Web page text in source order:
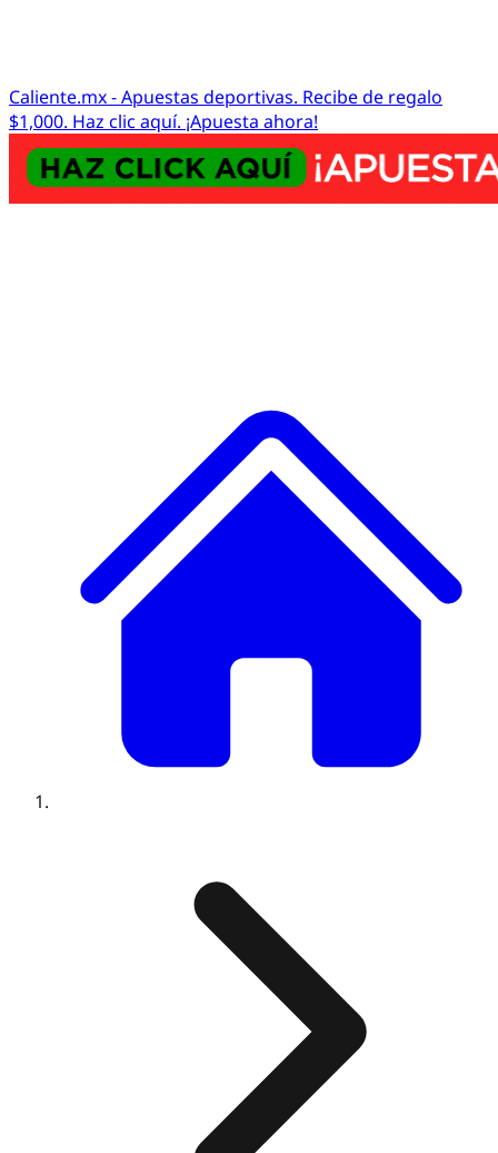
Caliente.mx - Apuestas deportivas. Recibe de regalo
$1,000. Haz clic aquí. ¡Apuesta ahora!